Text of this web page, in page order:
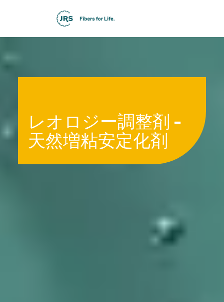
レオロジー調整剤 -
天然増粘安定化剤